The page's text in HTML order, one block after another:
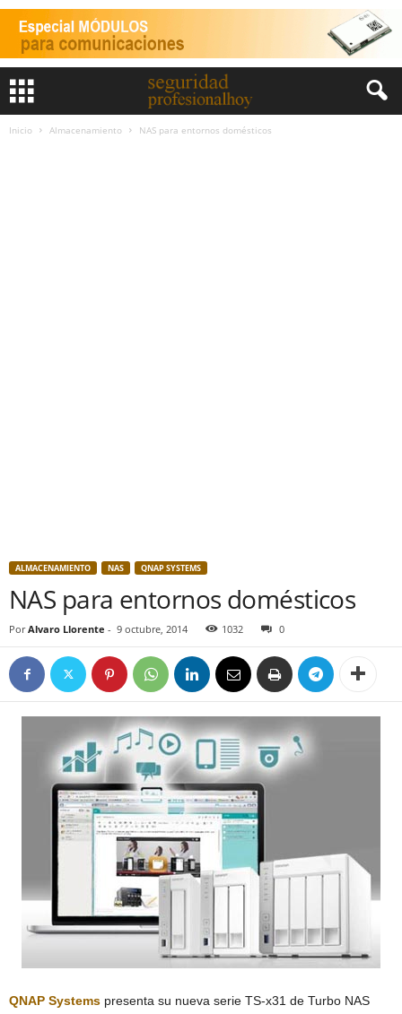
Inicio Almacenamiento NAS para entornos domésticos
ALMACENAMIENTO NAS QNAP SYSTEMS
NAS para entornos domésticos
Por Alvaro Llorente - 9 octubre, 2014 1032 0
QNAP Systems presenta su nueva serie TS-x31 de Turbo NAS